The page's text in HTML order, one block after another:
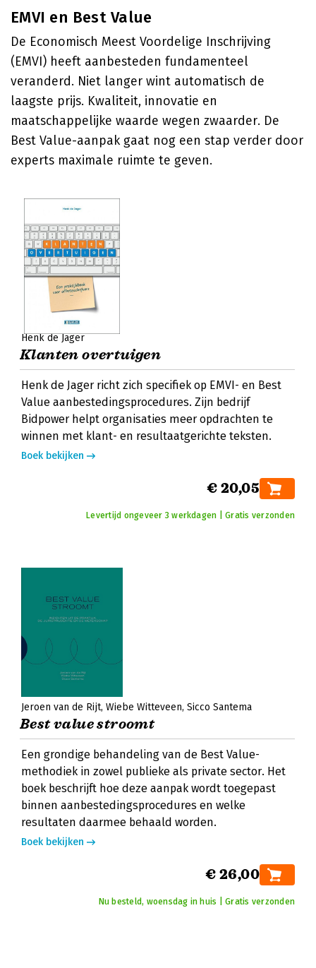
EMVI en Best Value
De Economisch Meest Voordelige Inschrijving
(EMVI) heeft aanbesteden fundamenteel
veranderd. Niet langer wint automatisch de
laagste prijs. Kwaliteit, innovatie en
maatschappelijke waarde wegen zwaarder. De
Best Value-aanpak gaat nog een stap verder door
experts maximale ruimte te geven.
Henk de Jager
Klanten overtuigen
Henk de Jager richt zich specifiek op EMVI- en Best
Value aanbestedingsprocedures. Zijn bedrijf
Bidpower helpt organisaties meer opdrachten te
winnen met klant- en resultaatgerichte teksten.
Boek bekijken
€ 20,05
Levertijd ongeveer 3 werkdagen | Gratis verzonden
Jeroen van de Rijt Wiebe Witteveen Sicco Santema
Best value stroomt
Een grondige behandeling van de Best Value-
methodiek in zowel publieke als private sector. Het
boek beschrijft hoe deze aanpak wordt toegepast
binnen aanbestedingsprocedures en welke
resultaten daarmee behaald worden.
Boek bekijken
€ 26,00
Nu besteld, woensdag in huis | Gratis verzonden